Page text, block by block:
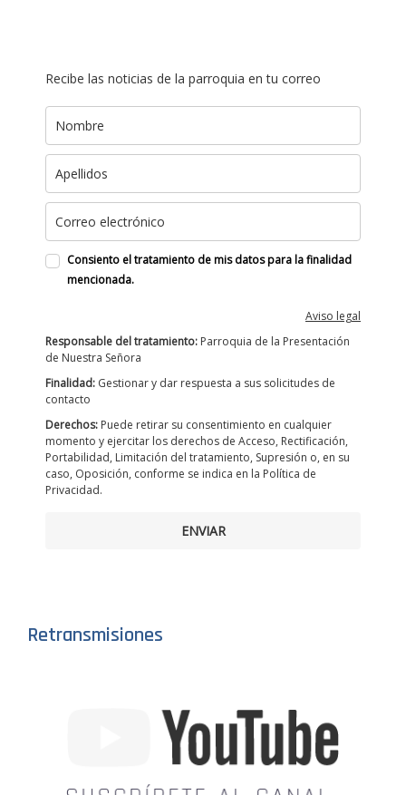
Recibe las noticias de la parroquia en tu correo
Consiento el tratamiento de mis datos para la finalidad
mencionada.
Aviso legal
Responsable del tratamiento: Parroquia de la Presentación
de Nuestra Señora
Finalidad: Gestionar y dar respuesta a sus solicitudes de
contacto
Derechos: Puede retirar su consentimiento en cualquier
momento y ejercitar los derechos de Acceso, Rectificación,
Portabilidad, Limitación del tratamiento, Supresión o, en su
caso, Oposición, conforme se indica en la Política de
Privacidad.
ENVIAR
Retransmisiones